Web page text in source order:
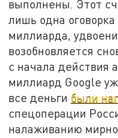
выполнены. Этот
лишь одна
миллиарда,
возобновляется
с начала действия
миллиард Google
все деньги были
спецоперации
налаживанию